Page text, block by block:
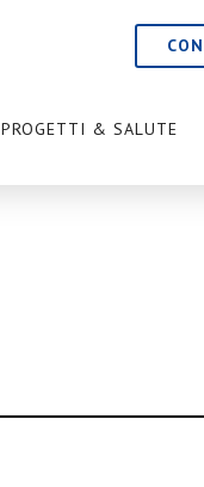
PROGETTI & SALUTE